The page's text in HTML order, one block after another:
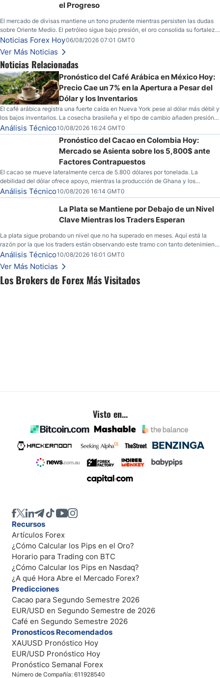
Los Brokers de Forex Más Visitados
el Progreso
El mercado de divisas mantiene un tono prudente mientras persisten las dudas
sobre Oriente Medio. El petróleo sigue bajo presión, el oro consolida su fortaleza
y los operadores esperan nuevas referencias económicas desde Estados
Unidos.
Noticias Forex Hoy06/08/2026 07:01 GMT0
Ver Más Noticias
Noticias Relacionadas
Pronóstico del Café Arábica en México Hoy:
Precio Cae un 7% en la Apertura a Pesar del
Dólar y los Inventarios
El café arábica registra una fuerte caída en Nueva York pese al dólar más débil y
los bajos inventarios. La cosecha brasileña y el tipo de cambio añaden presión
al mercado.
Análisis Técnico10/08/2026 16:24 GMT0
Pronóstico del Cacao en Colombia Hoy:
Mercado se Asienta sobre los 5,800$ ante
Factores Contrapuestos
El cacao se mueve lateralmente cerca de 5.800 dólares por tonelada. La
debilidad del dólar ofrece apoyo, mientras la producción de Ghana y los
inventarios elevados mantienen el mercado bajo presión.
Análisis Técnico10/08/2026 16:14 GMT0
La Plata se Mantiene por Debajo de un Nivel
Clave Mientras los Traders Esperan
La plata sigue probando un nivel que no ha superado en meses. Aquí está la
razón por la que los traders están observando este tramo con tanto detenimiento
y lo que aún podría interponerse en el camino.
Análisis Técnico10/08/2026 16:01 GMT0
Ver Más Noticias
Visto en...
Número de Compañía: 611928540
Recursos
Artículos Forex
¿Cómo Calcular los Pips en el Oro?
Horario para Trading con BTC
¿Cómo Calcular los Pips en Nasdaq?
¿A qué Hora Abre el Mercado Forex?
Predicciones
Cacao para Segundo Semestre 2026
EUR/USD en Segundo Semestre de 2026
Café en Segundo Semestre 2026
Pronosticos Recomendados
XAUUSD Pronóstico Hoy
EUR/USD Pronóstico Hoy
Pronóstico Semanal Forex